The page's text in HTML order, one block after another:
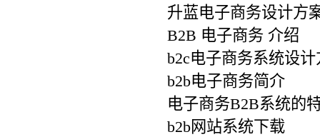
升蓝电子商务设计方
B2B 电子商务 介绍
b2c电子商务系统设计
b2b电子商务简介
电子商务B2B系统的
b2b网站系统下载